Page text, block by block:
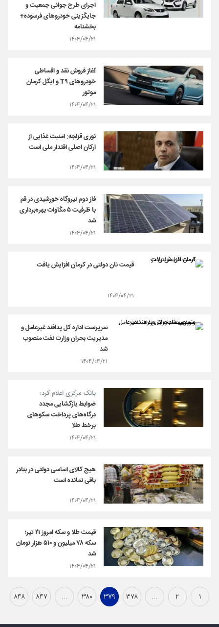
اجرای طرح جوانی جمعیت و
جایگزینی خودروهای فرسوده+
بخشنامه
۱۴۰۴/۰۴/۲۱
آغاز فروش نقد و اقساطی
خودروهای T۹ و ایگل کرمان
موتور
۱۴۰۴/۰۴/۲۱
نوری قزلجه: امنیت غذایی از
ارکان اصلی اقتدار ملی است
۱۴۰۴/۰۴/۲۱
فاز دوم نیروگاه خورشیدی در قم
با ظرفیت ۵ مگاوات بهره‌برداری
شد
۱۴۰۴/۰۴/۲۱
قیمت نان دولتی در کرمان افزایش یافت
۱۴۰۴/۰۴/۲۱
سرپرست اداره کل پدافند غیرعامل و
مدیریت بحران وزارت نفت منصوب
شد
۱۴۰۴/۰۴/۲۱
بانک مرکزی اعلام کرد؛
ضوابط بازگشایی مجدد
درگاه‌های پرداخت سکوهای
برخط طلا
۱۴۰۴/۰۴/۲۱
هیچ کالای اساسی دولتی در بنادر
باقی نمانده است
۱۴۰۴/۰۴/۲۱
قیمت طلا و سکه امروز ۲۱ تیر؛
سکه ۷۸ میلیون و ۵۱۰ هزار تومان
شد
۱۴۰۴/۰۴/۲۱
۱ ۲ ... ۳۷۸ ۳۷۹ ۳۸۰ ... ۸۴۷ ۸۴۸